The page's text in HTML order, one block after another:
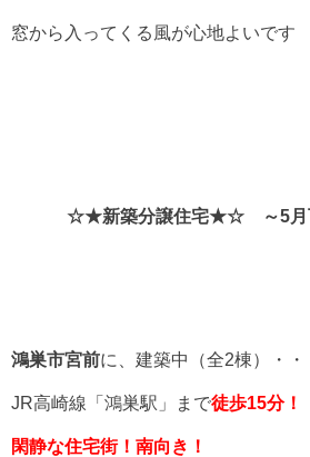
窓から入ってくる風が心地よいです
☆★新築分譲住宅★☆ ～5月
鴻巣市宮前に、建築中（全2棟）・・
JR高崎線「鴻巣駅」まで徒歩15分！
閑静な住宅街！南向き！